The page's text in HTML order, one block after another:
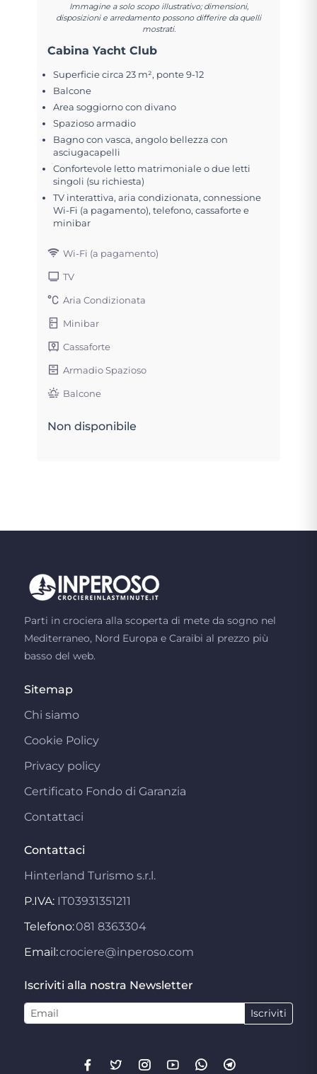
Immagine a solo scopo illustrativo; dimensioni,
disposizioni e arredamento possono differire da quelli
mostrati.
Cabina Yacht Club
Superficie circa 23 m², ponte 9-12
Balcone
Area soggiorno con divano
Spazioso armadio
Bagno con vasca, angolo bellezza con
asciugacapelli
Confortevole letto matrimoniale o due letti
singoli (su richiesta)
TV interattiva, aria condizionata, connessione
Wi-Fi (a pagamento), telefono, cassaforte e
minibar
Wi-Fi (a pagamento)
TV
Aria Condizionata
Minibar
Cassaforte
Armadio Spazioso
Balcone
Non disponibile
Parti in crociera alla scoperta di mete da sogno nel
Mediterraneo, Nord Europa e Caraibi al prezzo più
basso del web.
Sitemap
Chi siamo
Cookie Policy
Privacy policy
Certificato Fondo di Garanzia
Contattaci
Contattaci
Hinterland Turismo s.r.l.
P.IVA: IT03931351211
Telefono:081 8363304
Email:crociere@inperoso.com
Iscriviti alla nostra Newsletter
Iscriviti